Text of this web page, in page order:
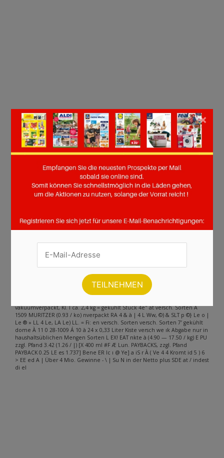
Seite :1 2345678910
Weiter
Seite
möglicherweise Fehler enthält
DU SOMMERLIC € Î UE EN HS | Le pe (2 )8 ft EL, BL _ a allma zoep (nicht in
allen Sorten). K Dall Raffaello Dallmayr Prodomo no vr Ganze Bohne oder
= SES EL App v4 260g ; À À Kaffee gemahlen Preis a (11 “ versch. Sorten ® 13
vakuumverpackt, KI. I ca. 2,4 kg = gekühlt Stück 4e" at versch. Sorten A
1509 MURITZER (0.93 / ko) nverpackt RA 4 & à | 4 L Ww, ©) & SLT p ©} Le o |
Le ® » LL 4 Le, LA Le) LL. = Fi: en versch. Sorten versch. Sorten 7’ gekühlt
dome À 11 0 28-1009 Á 10 à 24 x 0,33 Liter Kiste versch we ık Abgabe nur in
haushaltsüblichen Mengen Sorten L EX! EAT nkte à (4.90 — 17.50 / kg) E PU
zzgl. Pfand 3.42 (1.26 / |) [X 400 ml #F Æ Lun. PAYBACKS, zzgl. Pfand
PAYBACK 0.25 LE es 1.737] Bene ER Ic ı @ Ye] a iS r À ( Ve 4 4 Kromt id 5 ) 6
> EE ed A | Über 4 Mio. Gewinne - \ | Su N in der Netto plus SDE at / indest
di el
×